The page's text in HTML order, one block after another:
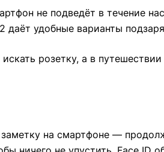
не подведёт в течение
даёт удобные варианты
розетку, а в
на смартфоне —